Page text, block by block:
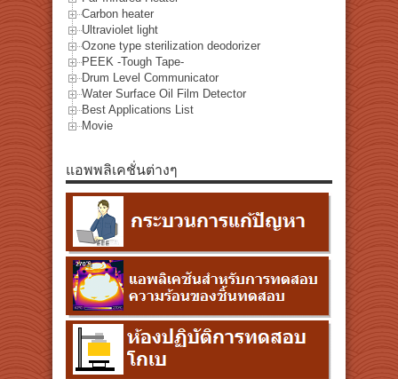
Carbon heater
Ultraviolet light
Ozone type sterilization deodorizer
PEEK -Tough Tape-
Drum Level Communicator
Water Surface Oil Film Detector
Best Applications List
Movie
แอพพลิเคชั่นต่างๆ